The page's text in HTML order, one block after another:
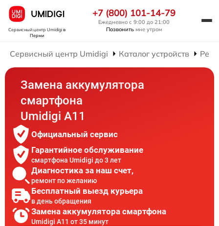
Сервисный центр Umidigiв
Перми
+7 (800) 101-14-79
Ежедневно с 9:00 до 21:00
Позвонить мне утром
Сервисный центр Umidigi Каталог устройств
Замена аккумулятора
смартфона
Umidigi A11
Официальный сервис
Гарантийное обслуживание
смартфона Umidigi до 3 лет
Диагностика за наш счет,
ремонт по желанию
Бесплатный выезд курьера
в день обращения
Замена аккумулятора смартфона
Umidigi A11 от 35 минут